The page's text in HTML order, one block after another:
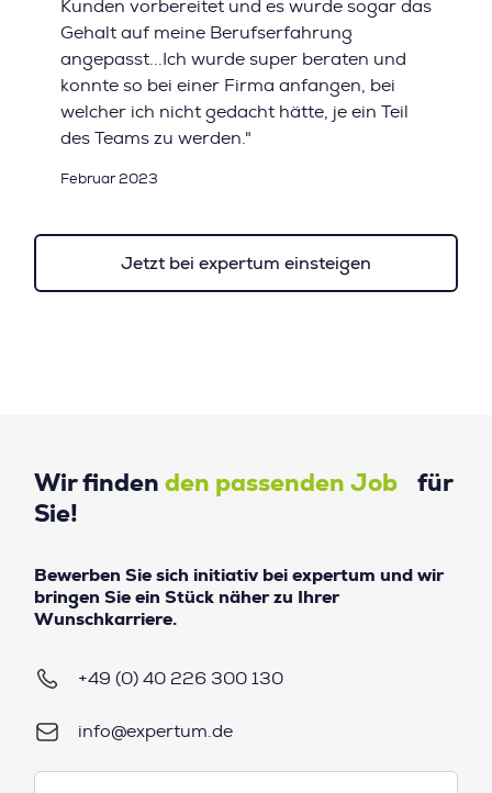
Kunden vorbereitet und es wurde sogar das
Gehalt auf meine Berufserfahrung
angepasst...Ich wurde super beraten und
konnte so bei einer Firma anfangen, bei
welcher ich nicht gedacht hätte, je ein Teil
des Teams zu werden."
Februar 2023
Jetzt bei expertum einsteigen
Wir finden den passenden Job für
Sie!
Bewerben Sie sich initiativ bei expertum und wir
bringen Sie ein Stück näher zu Ihrer
Wunschkarriere.
+49 (0) 40 226 300 130
info@expertum.de
Anrede